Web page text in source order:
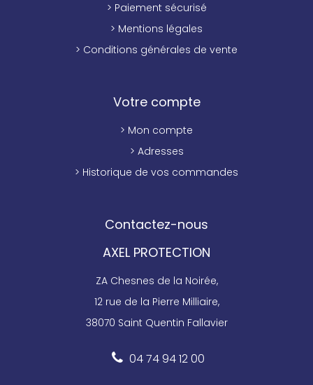
> Paiement sécurisé
> Mentions légales
> Conditions générales de vente
Votre compte
> Mon compte
> Adresses
> Historique de vos commandes
Contactez-nous
AXEL PROTECTION
ZA Chesnes de la Noirée,
12 rue de la Pierre Milliaire,
38070 Saint Quentin Fallavier
04 74 94 12 00